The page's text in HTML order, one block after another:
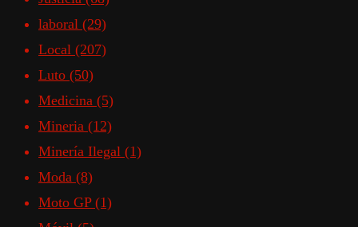
laboral (29)
Local (207)
Luto (50)
Medicina (5)
Mineria (12)
Minería Ilegal (1)
Moda (8)
Moto GP (1)